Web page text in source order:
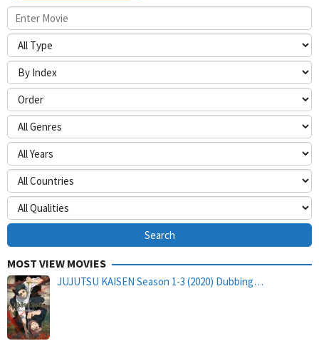
MOST VIEW MOVIES
JUJUTSU KAISEN Season 1-3 (2020) Dubbing…